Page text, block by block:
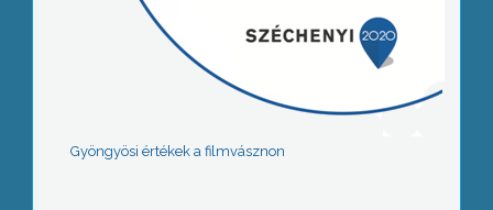
Gyöngyösi értékek a filmvásznon